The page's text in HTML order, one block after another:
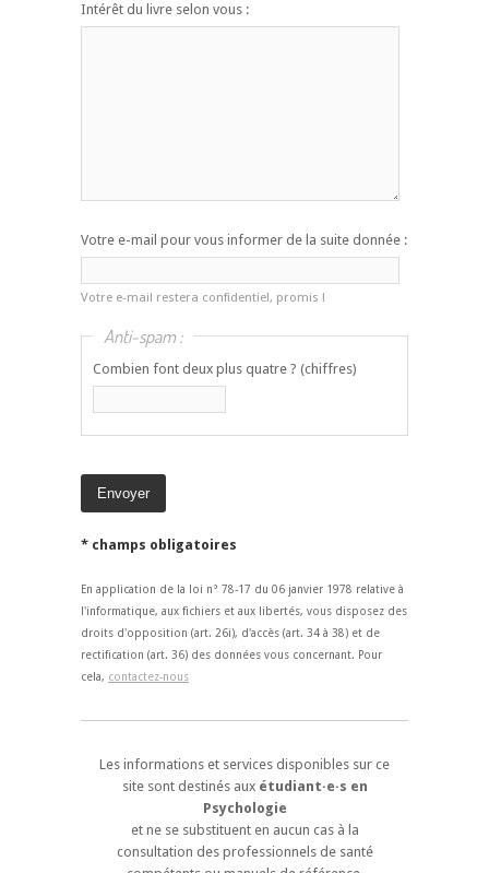
Intérêt du livre selon vous :
Votre e-mail pour vous informer de la suite donnée :
Votre e-mail restera confidentiel, promis !
Anti-spam :
Combien font deux plus quatre ? (chiffres)
* champs obligatoires
En application de la loi n° 78-17 du 06 janvier 1978 relative à
l'informatique, aux fichiers et aux libertés, vous disposez des
droits d'opposition (art. 26i), d'accès (art. 34 à 38) et de
rectification (art. 36) des données vous concernant. Pour
cela, contactez-nous
Les informations et services disponibles sur ce
site sont destinés aux étudiant·e·s en
Psychologie
et ne se substituent en aucun cas à la
consultation des professionnels de santé